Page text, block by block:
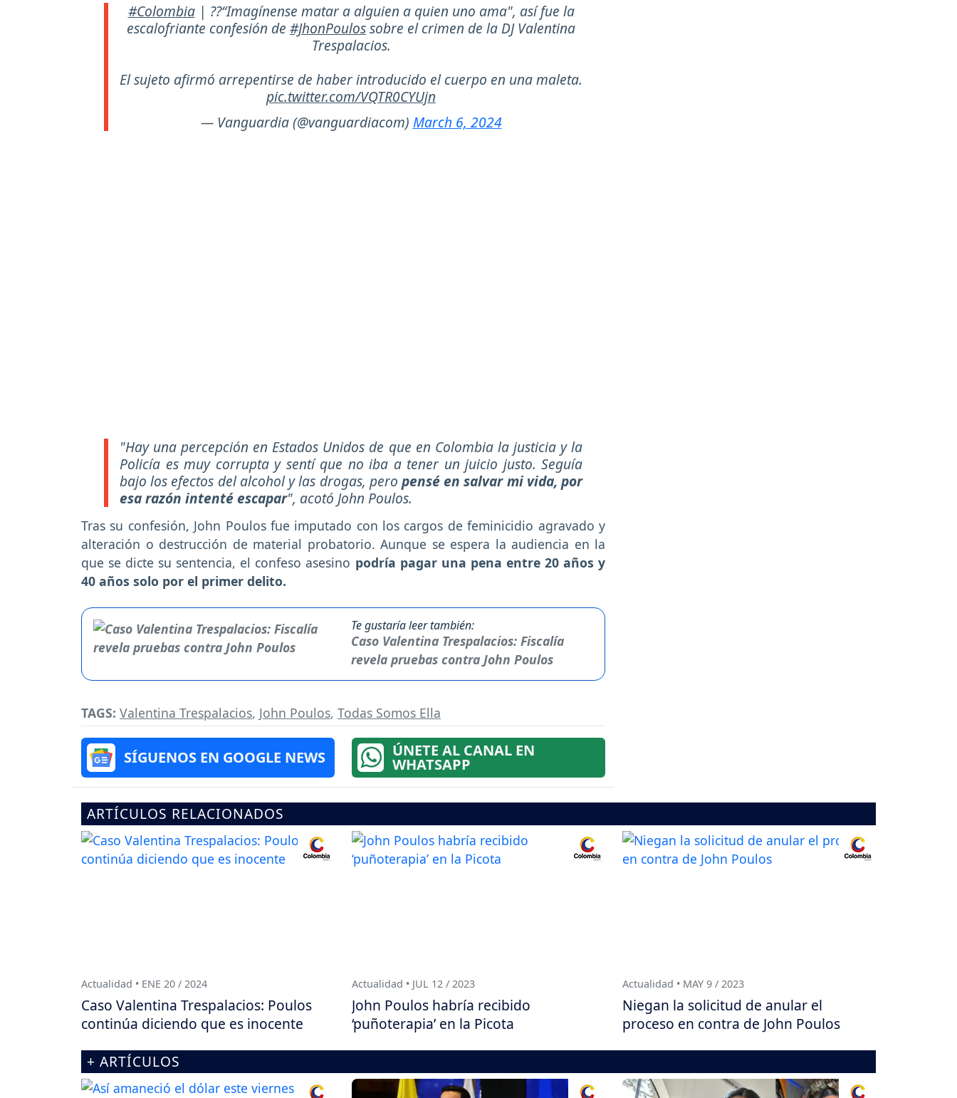
#Colombia| ??“Imagínense matar a alguien a quien uno ama", así fue la
escalofriante confesión de #JhonPoulossobre el crimen de la DJ Valentina
Trespalacios.
El sujeto afirmó arrepentirse de haber introducido el cuerpo en una maleta.
pic.twitter.com/VQTR0CYUjn
— Vanguardia (@vanguardiacom) March 6, 2024
"Hay una percepción en Estados Unidos de que en Colombia la justicia y la
Policía es muy corrupta y sentí que no iba a tener un juicio justo. Seguía
bajo los efectos del alcohol y las drogas, pero pensé en salvar mi vida, por
esa razón intenté escapar", acotó John Poulos.
Tras su confesión, John Poulos fue imputado con los cargos de feminicidio agravado y
alteración o destrucción de material probatorio. Aunque se espera la audiencia en la
que se dicte su sentencia, el confeso asesino podría pagar una pena entre 20 años y
40 años solo por el primer delito.
Te gustaría leer también:
Caso Valentina Trespalacios: Fiscalía
revela pruebas contra John Poulos
TAGS: Valentina Trespalacios, John Poulos, Todas Somos Ella
SÍGUENOS EN GOOGLE NEWS ÚNETE AL CANAL EN
WHATSAPP
ARTÍCULOS RELACIONADOS
Actualidad • ENE 20 / 2024
Caso Valentina Trespalacios: Poulos
continúa diciendo que es inocente
Actualidad • JUL 12 / 2023
John Poulos habría recibido
‘puñoterapia’ en la Picota
Actualidad • MAY 9 / 2023
Niegan la solicitud de anular el
proceso en contra de John Poulos
+ ARTÍCULOS